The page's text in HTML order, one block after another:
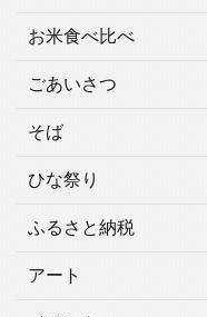
お米食べ比べ
ごあいさつ
そば
ひな祭り
ふるさと納税
アート